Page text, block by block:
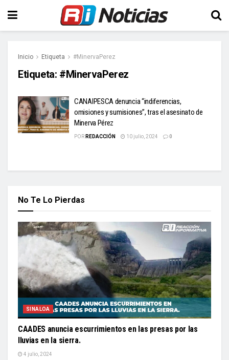
Inicio Etiqueta #MinervaPerez
Etiqueta: #MinervaPerez
CANAIPESCA denuncia “indiferencias,
omisiones y sumisiones”, tras el asesinato de
Minerva Pérez
POR REDACCIÓN 10 julio, 2024 0
No Te Lo Pierdas
SINALOA
CAADES anuncia escurrimientos en las presas por las
lluvias en la sierra.
4 julio, 2024